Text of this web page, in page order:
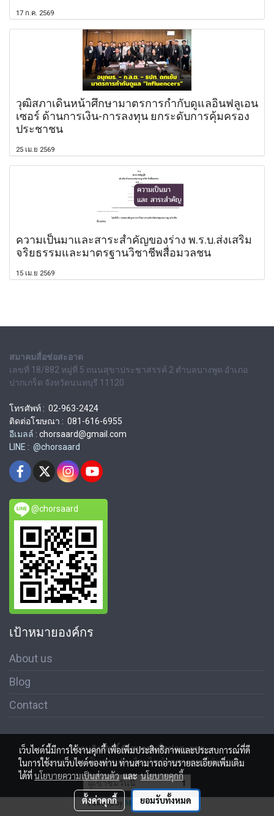
17 ก.ค. 2569
วุฒิสภาเดินหน้าศึกษามาตรการกำกับดูแลอินฟลูเอน
เซอร์ ด้านการเงิน-การลงทุน ยกระดับการคุ้มครอง
ประชาชน
25 เม.ย 2569
ความเป็นมาและสาระสำคัญของร่าง พ.ร.บ.ส่งเสริม
จริยธรรมและมาตรฐานวิชาชีพสื่อมวลชน
15 เม.ย 2569
สมาคมสื่อช่อสะอาด
เลขที่ 18/882 หมู่ที่ 5 ถนนสุขาประชาสรรค์ 2 ตำบลบางพูด อำเภอ
ปากเกร็ด จังหวัดนนทบุรี 11120
โทรศัพท์ : 02-963-2424
ติดต่อโฆษณา : 081-616-6955
อีเมลล์ : chorsaard@gmail.com
LINE : @chorsaard
@chorsaard
เป้าหมายองค์กร
About us
Blog
Contact
สงวนลิขสิทธิ์ © สมาคมสื่อช่อสะอาด
นโนบายความเป็นส่วนตัว เงื่อนไขข้อตกลงการใช้บริการ
ผู้เข้าชมวันนี้ 1
Powered by MakeWebEasy.com
เว็บไซต์นี้มีการใช้งานคุกกี้ เพื่อเพิ่มประสิทธิภาพและประสบการณ์ที่ดี
ในการใช้งานเว็บไซต์ของท่าน ท่านสามารถอ่านรายละเอียดเพิ่มเติม
ได้ที่นโยบายความเป็นส่วนตัวและนโยบายคุกกี้
ตั้งค่าคุกกี้ ยอมรับทั้งหมด